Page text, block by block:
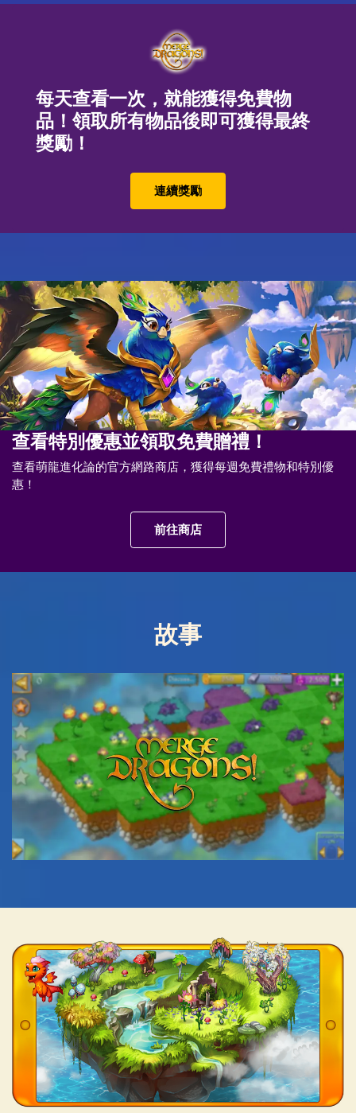
每天查看一次，就能獲得免費物
品！領取所有物品後即可獲得最終
獎勵！
連續獎勵
查看特別優惠並領取免費贈禮！
查看萌龍進化論的官方網路商店，獲得每週免費禮物和特別優
惠！
前往商店
故事